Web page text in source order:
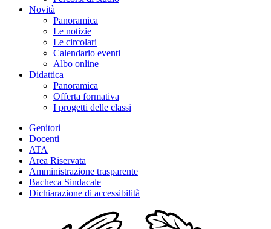
Novità
Panoramica
Le notizie
Le circolari
Calendario eventi
Albo online
Didattica
Panoramica
Offerta formativa
I progetti delle classi
Genitori
Docenti
ATA
Area Riservata
Amministrazione trasparente
Bacheca Sindacale
Dichiarazione di accessibilità